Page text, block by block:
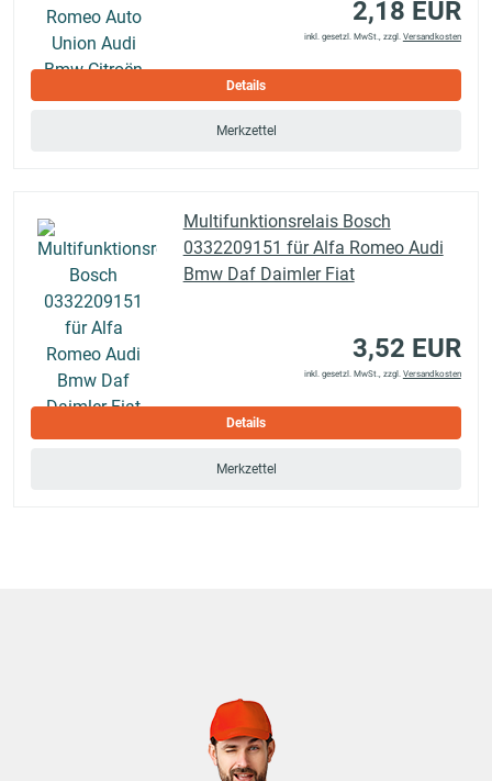
2,18 EUR
inkl. gesetzl. MwSt., zzgl. Versandkosten
Details
Merkzettel
Multifunktionsrelais Bosch
0332209151 für Alfa Romeo Audi
Bmw Daf Daimler Fiat
3,52 EUR
inkl. gesetzl. MwSt., zzgl. Versandkosten
Details
Merkzettel